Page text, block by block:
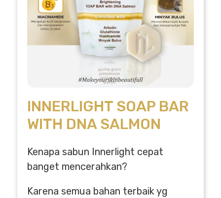
INNERLIGHT SOAP BAR
WITH DNA SALMON
Kenapa sabun Innerlight cepat
banget mencerahkan?
Karena semua bahan terbaik yg